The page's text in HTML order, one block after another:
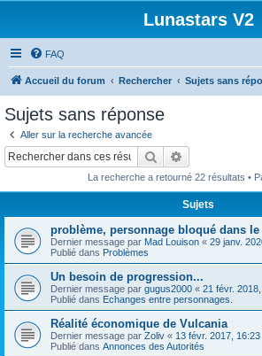
Lunastars V2
FAQ
Accueil du forum Rechercher Sujets sans
Sujets sans réponse
Aller sur la recherche avancée
Rechercher
La recherche a retourné 22 résultats •
Sujets
problème, personnage bloqué dans le
Dernier message par Mad Louison « 29 janv.
Publié dans Problèmes
Un besoin de progression...
Dernier message par gugus2000 « 21 févr. 2018,
Publié dans Echanges entre personnages.
Réalité économique de Vulcania
Dernier message par Zoliv « 13 févr. 2017, 16:23
Publié dans Annonces des Autorités